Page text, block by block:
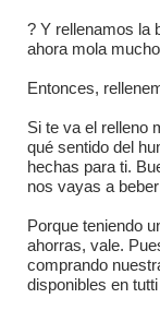
? Y rellenamos la
ahora mola
Entonces,
Si te va el relleno
qué sentido del
hechas para ti.
nos vayas a
Porque teniendo
ahorras, vale.
comprando
disponibles en